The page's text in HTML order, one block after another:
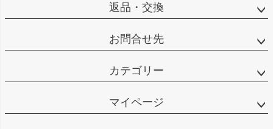
返品・交換
お問合せ先
カテゴリー
マイページ